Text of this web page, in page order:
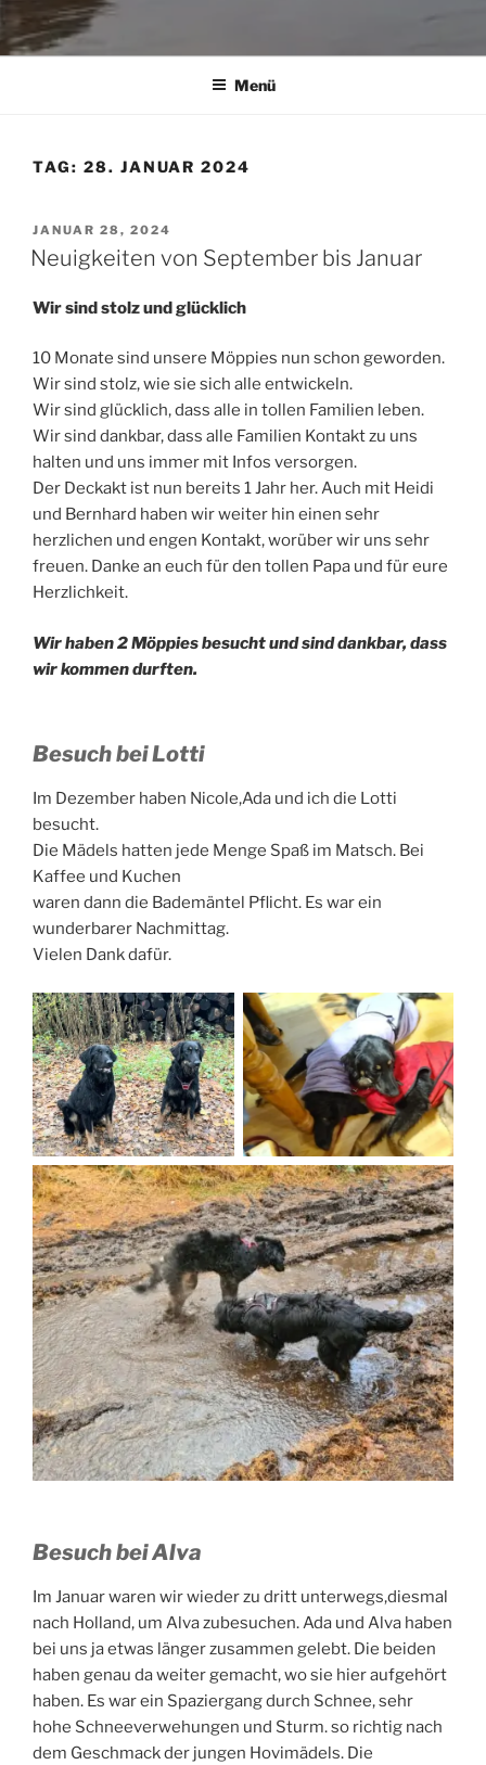
Menü
TAG: 28. JANUAR 2024
VERÖFFENTLICHT
AM
JANUAR 28, 2024
Neuigkeiten von September bis Januar
Wir sind stolz und glücklich
10 Monate sind unsere Möppies nun schon geworden.
Wir sind stolz, wie sie sich alle entwickeln.
Wir sind glücklich, dass alle in tollen Familien leben.
Wir sind dankbar, dass alle Familien Kontakt zu uns
halten und uns immer mit Infos versorgen.
Der Deckakt ist nun bereits 1 Jahr her. Auch mit Heidi
und Bernhard haben wir weiter hin einen sehr
herzlichen und engen Kontakt, worüber wir uns sehr
freuen. Danke an euch für den tollen Papa und für eure
Herzlichkeit.
Wir haben 2 Möppies besucht und sind dankbar, dass
wir kommen durften.
Besuch bei Lotti
Im Dezember haben Nicole,Ada und ich die Lotti
besucht.
Die Mädels hatten jede Menge Spaß im Matsch. Bei
Kaffee und Kuchen
waren dann die Bademäntel Pflicht. Es war ein
wunderbarer Nachmittag.
Vielen Dank dafür.
Besuch bei Alva
Im Januar waren wir wieder zu dritt unterwegs,diesmal
nach Holland, um Alva zubesuchen. Ada und Alva haben
bei uns ja etwas länger zusammen gelebt. Die beiden
haben genau da weiter gemacht, wo sie hier aufgehört
haben. Es war ein Spaziergang durch Schnee, sehr
hohe Schneeverwehungen und Sturm. so richtig nach
dem Geschmack der jungen Hovimädels. Die